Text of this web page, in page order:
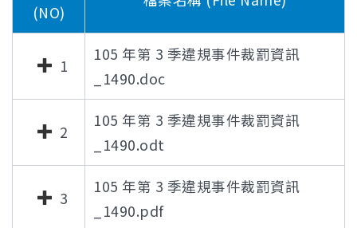
(NO)
1
105 年第 3 季違規事件裁罰資訊
_1490.doc
2
105 年第 3 季違規事件裁罰資訊
_1490.odt
3
105 年第 3 季違規事件裁罰資訊
_1490.pdf